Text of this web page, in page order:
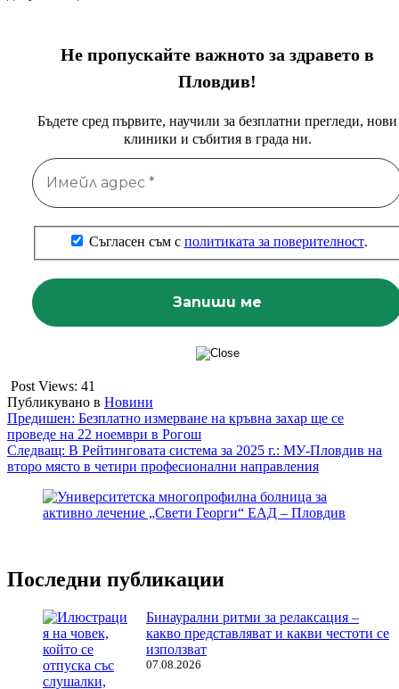
Не пропускайте важното за здравето в
Пловдив!
Бъдете сред първите, научили за безплатни прегледи, нови
клиники и събития в града ни.
Съгласен съм с политиката за поверителност.
Post Views: 41
Публикувано в Новини
Навигация
Предишен: Безплатно измерване на кръвна захар ще се
проведе на 22 ноември в Рогош
Следващ: В Рейтинговата система за 2025 г.: МУ-Пловдив на
второ място в четири професионални направления
Последни публикации
Бинаурални ритми за релаксация –
какво представляват и какви честоти се
използват
07.08.2026